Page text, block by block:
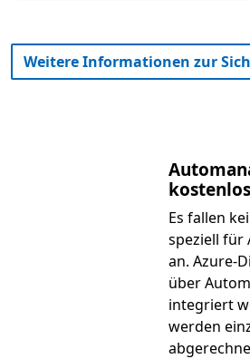
Weitere Informationen zur
kostenlos
Es fallen
speziell für
an. Azure-
über
integriert
werden